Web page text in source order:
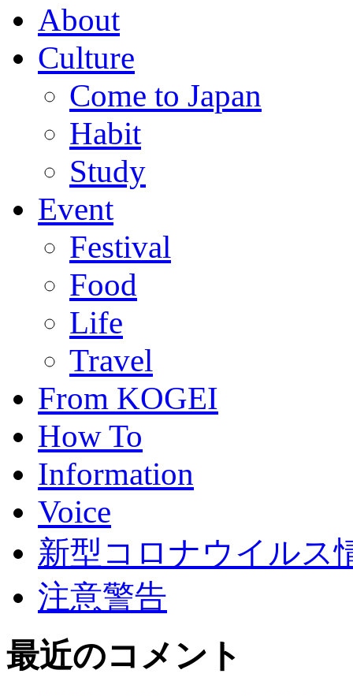
About
Culture
Come to Japan
Habit
Study
Event
Festival
Food
Life
Travel
From KOGEI
How To
Information
Voice
新型コロナウイルス
注意警告
最近のコメント